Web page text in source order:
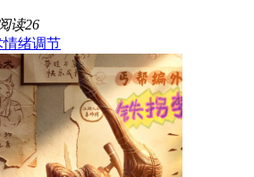
读26
情绪调节